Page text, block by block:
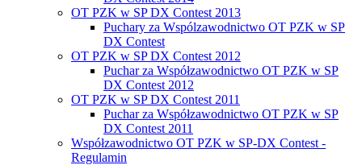
OT PZK w SP DX Contest 2013
Puchary za Wspólzawodnictwo OT PZK w SP
DX Contest
OT PZK w SP DX Contest 2012
Puchar za Współzawodnictwo OT PZK w SP
DX Contest 2012
OT PZK w SP DX Contest 2011
Puchar za Współzawodnictwo OT PZK w SP
DX Contest 2011
Współzawodnictwo OT PZK w SP-DX Contest -
Regulamin